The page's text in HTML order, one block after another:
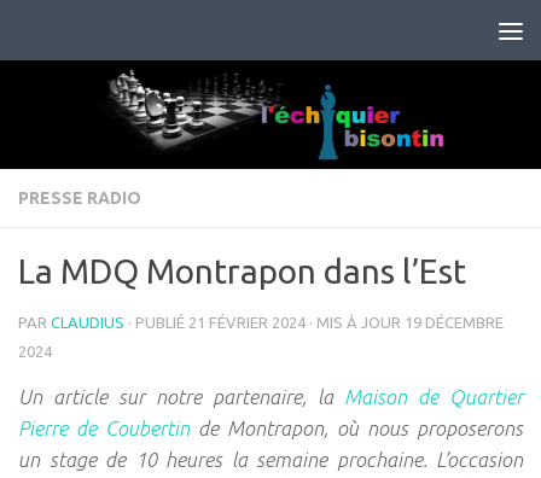
PRESSE RADIO
La MDQ Montrapon dans l’Est
PAR CLAUDIUS · PUBLIÉ 21 FÉVRIER 2024 · MIS À JOUR 19 DÉCEMBRE
2024
Un article sur notre partenaire, la Maison de Quartier
Pierre de Coubertinde Montrapon, où nous proposerons
un stage de 10 heures la semaine prochaine. L’occasion